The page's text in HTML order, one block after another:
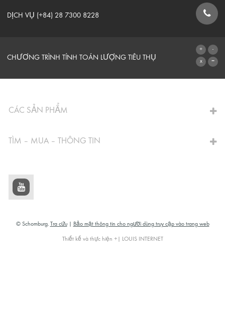
DỊCH VỤ (+84) 28 7300 8228
BIỂU MẪU LIÊN HỆ
CHƯƠNG TRÌNH TÍNH TOÁN LƯỢNG TIÊU THỤ
CÁC SẢN PHẨM
TÌM – MUA – THÔNG TIN
© Schomburg. Tra cứu| Bảo mật thông tin cho người dùng truy cập vào trang web
Thiết kế và thực hiện +| LOUIS INTERNET